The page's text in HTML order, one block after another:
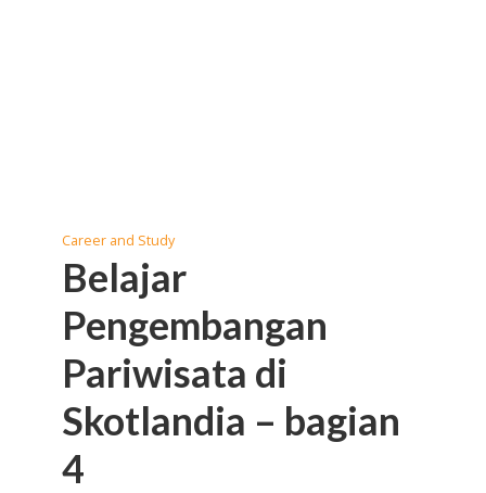
Career and Study
Belajar
Pengembangan
Pariwisata di
Skotlandia – bagian
4